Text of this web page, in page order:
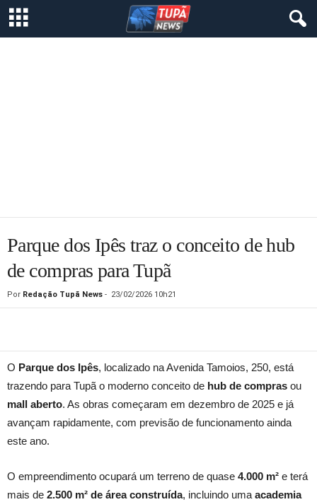
Parque dos Ipês traz o conceito de hub
de compras para Tupã
Por Redação Tupã News - 23/02/2026 10h21
O Parque dos Ipês, localizado na Avenida Tamoios, 250, está
trazendo para Tupã o moderno conceito de hub de compras ou
mall aberto. As obras começaram em dezembro de 2025 e já
avançam rapidamente, com previsão de funcionamento ainda
este ano.
O empreendimento ocupará um terreno de quase 4.000 m² e terá
mais de 2.500 m² de área construída, incluindo umaacademia